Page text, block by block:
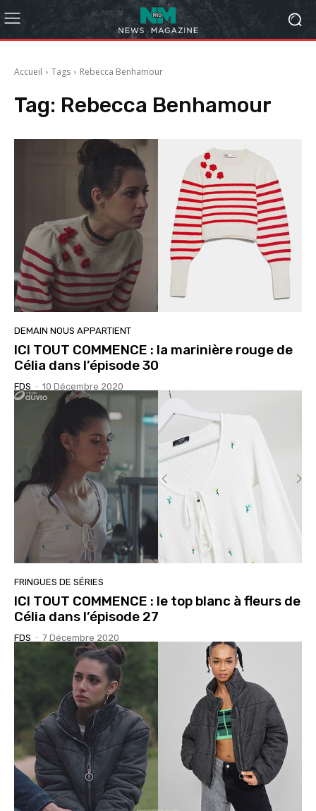
Accueil Tags Rebecca Benhamour
Tag: Rebecca Benhamour
DEMAIN NOUS APPARTIENT
ICI TOUT COMMENCE : la marinière rouge de
Célia dans l’épisode 30
FDS - 10 Décembre 2020
FRINGUES DE SÉRIES
ICI TOUT COMMENCE : le top blanc à fleurs de
Célia dans l’épisode 27
FDS - 7 Décembre 2020